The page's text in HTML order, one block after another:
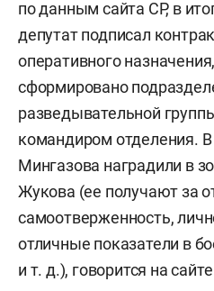
по данным сайта СР, в
депутат подписал
оперативного
сформировано
разведывательной
командиром отделения.
Мингазова наградили в
Жукова (ее получают за
самоотверженность,
отличные показатели в
и т. д.), говорится на